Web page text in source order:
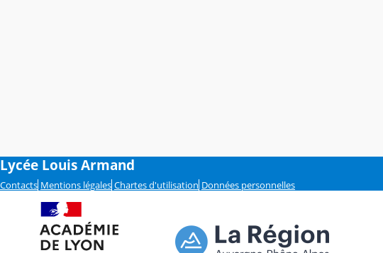
Lycée Louis Armand
Contacts Mentions légales Chartes d'utilisation Données personnelles